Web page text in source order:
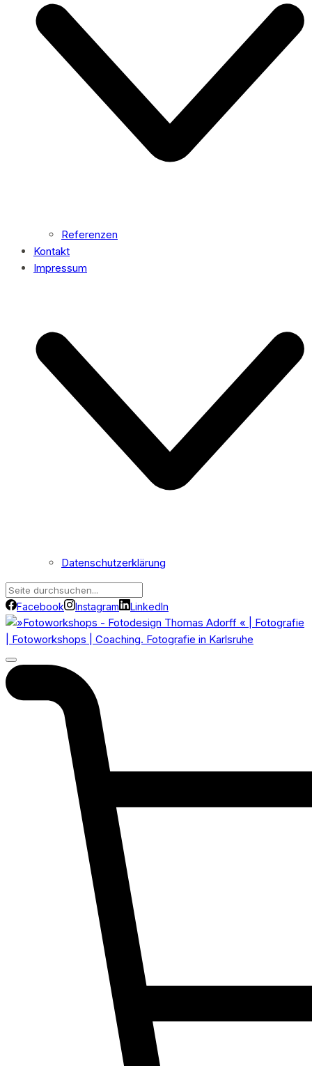
Referenzen
Kontakt
Impressum
Datenschutzerklärung
Facebook Instagram LinkedIn